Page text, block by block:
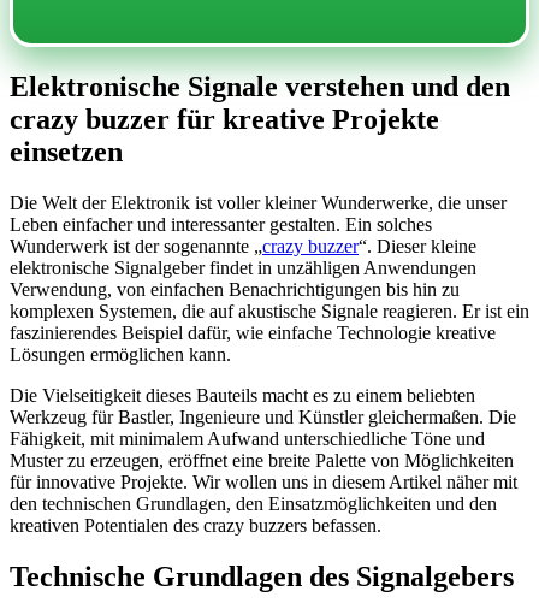
Elektronische Signale verstehen und den
crazy buzzer für kreative Projekte
einsetzen
Die Welt der Elektronik ist voller kleiner Wunderwerke, die unser
Leben einfacher und interessanter gestalten. Ein solches
Wunderwerk ist der sogenannte „crazy buzzer“. Dieser kleine
elektronische Signalgeber findet in unzähligen Anwendungen
Verwendung, von einfachen Benachrichtigungen bis hin zu
komplexen Systemen, die auf akustische Signale reagieren. Er ist ein
faszinierendes Beispiel dafür, wie einfache Technologie kreative
Lösungen ermöglichen kann.
Die Vielseitigkeit dieses Bauteils macht es zu einem beliebten
Werkzeug für Bastler, Ingenieure und Künstler gleichermaßen. Die
Fähigkeit, mit minimalem Aufwand unterschiedliche Töne und
Muster zu erzeugen, eröffnet eine breite Palette von Möglichkeiten
für innovative Projekte. Wir wollen uns in diesem Artikel näher mit
den technischen Grundlagen, den Einsatzmöglichkeiten und den
kreativen Potentialen des crazy buzzers befassen.
Technische Grundlagen des Signalgebers